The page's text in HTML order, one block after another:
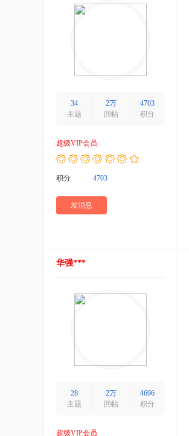
34
主题
2万
回帖
4703
积分
超级VIP会员
积分 4703
发消息
华强***
28
主题
2万
回帖
4696
积分
超级VIP会员